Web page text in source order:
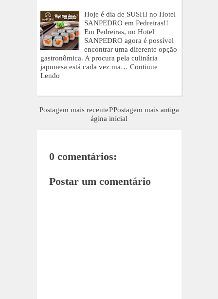
Hoje é dia de SUSHI no Hotel
SANPEDRO em Pedreiras!!
Em Pedreiras, no Hotel
SANPEDRO agora é possível
encontrar uma diferente opção
gastronômica. A procura pela culinária
japonesa está cada vez ma… Continue
Lendo
Postagem mais recente Postagem mais antiga
P
ágina inicial
0 comentários:
Postar um comentário